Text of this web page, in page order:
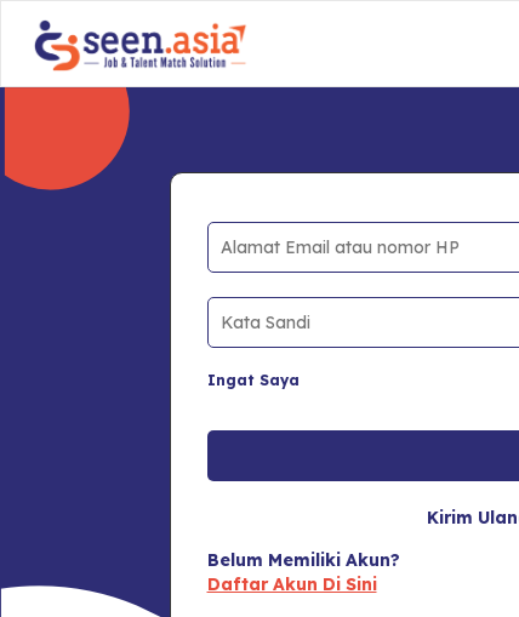
Ingat Saya
Kirim
Belum Memiliki Akun?
Daftar Akun Di Sini